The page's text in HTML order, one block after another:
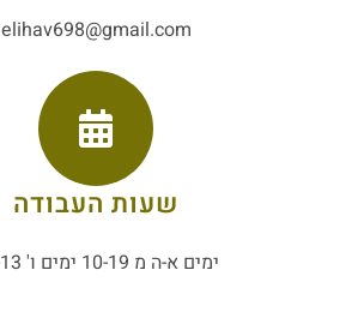
elihav698@gmail.com
שעות העבודה
ימים א-ה מ 10-19 ימים ו' 10-13